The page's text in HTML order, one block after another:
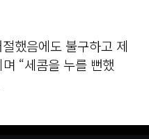
했음에도 불구하고 제
“세콤을 누를 뻔했